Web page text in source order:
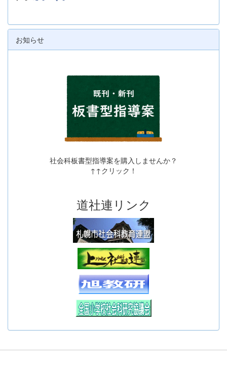
お知らせ
社会科板書型指導案を購入しませんか？
↑↑クリック！
道社連リンク